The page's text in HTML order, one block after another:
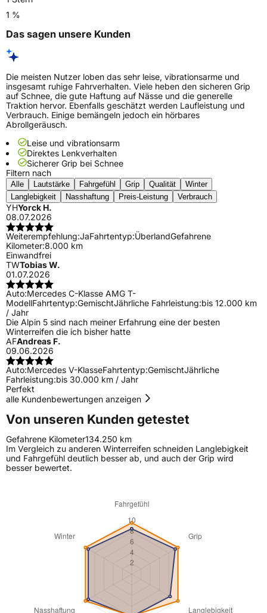
1 %
Das sagen unsere Kunden
Die meisten Nutzer loben das sehr leise, vibrationsarme und
insgesamt ruhige Fahrverhalten. Viele heben den sicheren Grip
auf Schnee, die gute Haftung auf Nässe und die generelle
Traktion hervor. Ebenfalls geschätzt werden Laufleistung und
Verbrauch. Einige bemängeln jedoch ein hörbares
Abrollgeräusch.
Leise und vibrationsarm
Direktes Lenkverhalten
Sicherer Grip bei Schnee
Filtern nach
Alle Lautstärke Fahrgefühl Grip Qualität
Winter
Langlebigkeit
Nasshaftung Preis-Leistung Verbrauch
YHYorck H.
08.07.2026
Weiterempfehlung:JaFahrtentyp:ÜberlandGefahrene
Kilometer:8.000 km
Einwandfrei
TWTobias W.
01.07.2026
Auto:Mercedes C-Klasse AMG T-
ModellFahrtentyp:GemischtJährliche Fahrleistung:bis 12.000 km
/ Jahr
Die Alpin 5 sind nach meiner Erfahrung eine der besten
Winterreifen die ich bisher hatte
AFAndreas F.
09.06.2026
Auto:Mercedes V-KlasseFahrtentyp:GemischtJährliche
Fahrleistung:bis 30.000 km / Jahr
Perfekt
alle Kundenbewertungen anzeigen
Von unseren Kunden getestet
Gefahrene Kilometer134.250 km
Im Vergleich zu anderen Winterreifen schneiden Langlebigkeit
und Fahrgefühl deutlich besser ab, und auch der Grip wird
besser bewertet.